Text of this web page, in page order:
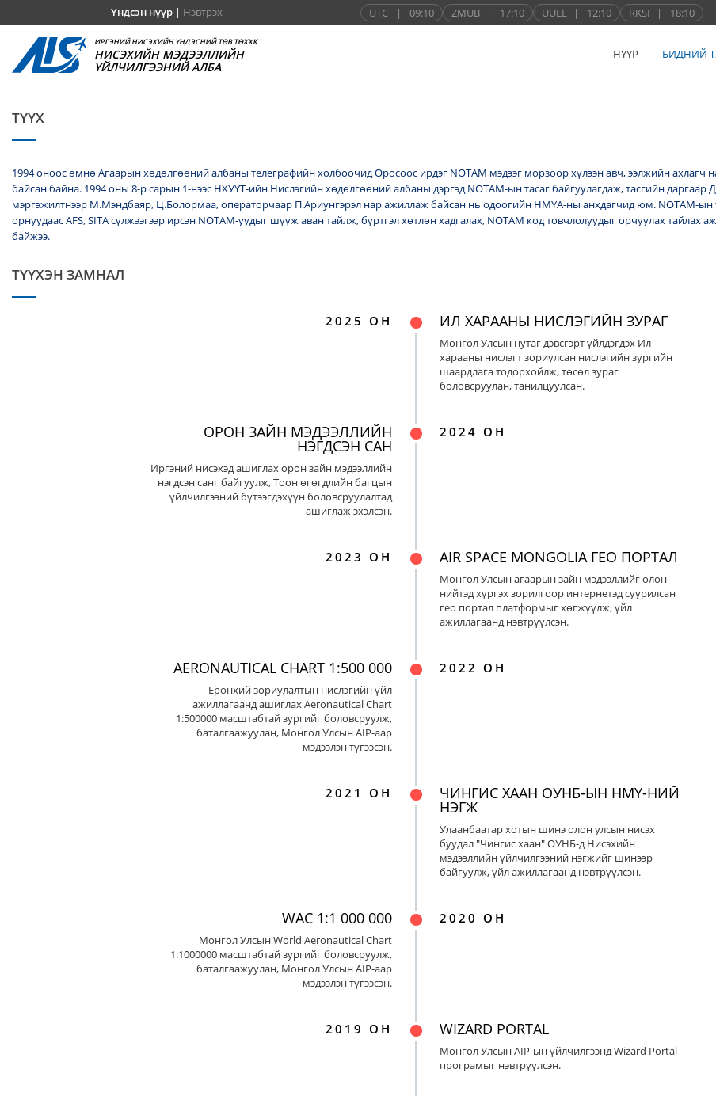
Үндсэн нүүр| Нэвтрэх UTC | 09:10 ZMUB | 17:10 UUEE | 12:10 RKSI | 18:10
ИРГЭНИЙ НИСЭХИЙН ҮНДЭСНИЙ ТӨВ ТӨХХК
НИСЭХИЙН МЭДЭЭЛЛИЙН
ҮЙЛЧИЛГЭЭНИЙ АЛБА
НҮҮР БИДНИЙ
ТҮҮХ
1994 оноос өмнө Агаарын хөдөлгөөний албаны телеграфийн холбоочид Оросоос ирдэг NОТАМ мэдээг морзоор хүлээн авч, ээлжийн ахлагч
байсан байна. 1994 оны 8-р сарын 1-нээс НХУҮТ-ийн Нислэгийн хөдөлгөөний албаны дэргэд NОТАМ-ын тасаг байгуулагдаж, тасгийн даргаар
мэргэжилтнээр М.Мэндбаяр, Ц.Болормаа, операторчаар П.Ариунгэрэл нар ажиллаж байсан нь одоогийн НМҮА-ны анхдагчид юм. NOTAM-ын
орнуудаас AFS, SITA сүлжээгээр ирсэн NОТАМ-уудыг шүүж аван тайлж, бүртгэл хөтлөн хадгалах, NОТАМ код товчлолуудыг орчуулах тайлах
байжээ.
ТҮҮХЭН ЗАМНАЛ
2025 ОН ИЛ ХАРААНЫ НИСЛЭГИЙН ЗУРАГ
Монгол Улсын нутаг дэвсгэрт үйлдэгдэх Ил
харааны нислэгт зориулсан нислэгийн зургийн
шаардлага тодорхойлж, төсөл зураг
боловсруулан, танилцуулсан.
2024 ОН
ОРОН ЗАЙН МЭДЭЭЛЛИЙН
НЭГДСЭН САН
Иргэний нисэхэд ашиглах орон зайн мэдээллийн
нэгдсэн санг байгуулж, Тоон өгөгдлийн багцын
үйлчилгээний бүтээгдэхүүн боловсруулалтад
ашиглаж эхэлсэн.
2023 ОН AIR SPACE MONGOLIA ГЕО ПОРТАЛ
Монгол Улсын агаарын зайн мэдээллийг олон
нийтэд хүргэх зорилгоор интернетэд суурилсан
гео портал платформыг хөгжүүлж, үйл
ажиллагаанд нэвтрүүлсэн.
2022 ОН
AERONAUTICAL CHART 1:500 000
Ерөнхий зориулалтын нислэгийн үйл
ажиллагаанд ашиглах Aeronautical Chart
1:500000 масштабтай зургийг боловсруулж,
баталгаажуулан, Монгол Улсын AIP-аар
мэдээлэн түгээсэн.
2021 ОН ЧИНГИС ХААН ОУНБ-ЫН НМҮ-НИЙ
НЭГЖ
Улаанбаатар хотын шинэ олон улсын нисэх
буудал "Чингис хаан" ОУНБ-д Нисэхийн
мэдээллийн үйлчилгээний нэгжийг шинээр
байгуулж, үйл ажиллагаанд нэвтрүүлсэн.
2020 ОН
WAC 1:1 000 000
Монгол Улсын World Aeronautical Chart
1:1000000 масштабтай зургийг боловсруулж,
баталгаажуулан, Монгол Улсын AIP-аар
мэдээлэн түгээсэн.
2019 ОН WIZARD PORTAL
Монгол Улсын AIP-ын үйлчилгээнд Wizard Portal
програмыг нэвтрүүлсэн.